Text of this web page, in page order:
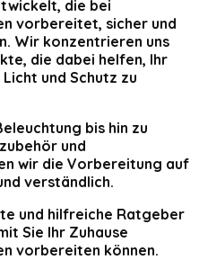
die bei
vorbereitet, sicher und
Wir konzentrieren uns
die dabei helfen, Ihr
und Schutz zu
bis hin zu
und
wir die Vorbereitung auf
verständlich.
und hilfreiche Ratgeber
Sie Ihr Zuhause
vorbereiten können.